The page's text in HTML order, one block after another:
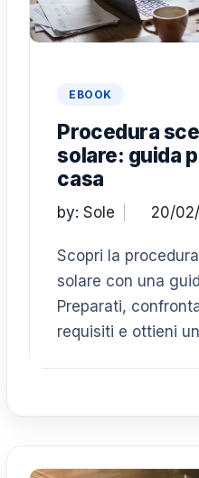
EBOOK
Procedura
solare: guida
casa
by:Sole
Scopri la
solare con una
Preparati,
requisiti e ottieni